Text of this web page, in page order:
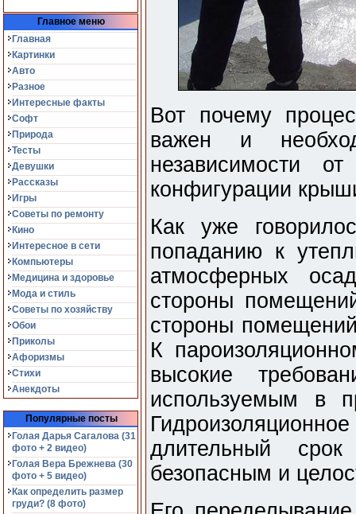
Главное меню
Главная
Картинки
Авто
Разное
Интересные факты
Софт
Природа
Тесты
Девушки
Рассказы
Игры
Советы по ремонту
Кино
Интересное в сети
Компьютеры
Медицина и здоровье
Мода и стиль
Советы по хозяйству
Обои
Приколы
Афоризмы
Стихи
Анекдоты
Популярные посты
Голая Дарья Сагалова (31
фото + 2 видео)
Голая Вера Брежнева (30
фото + 5 видео)
Как определить размер
груди? (8 фото)
Вот почему
важен и
независимости
конфигурации
Как уже
попаданию к
атмосферных
стороны
стороны
К
высокие
используемым в
длительный
безопасным и